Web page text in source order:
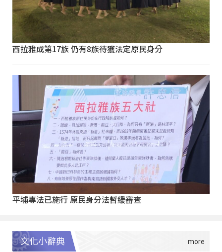
西拉雅成第17族 仍有8族待獲法定原民身分
平埔專法已施行 原民身分法暫緩審查
文化小辭典